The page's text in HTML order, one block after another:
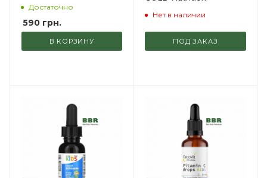
Достаточно
590 грн.
В КОРЗИНУ
Нет в наличии
ПОД ЗАКАЗ